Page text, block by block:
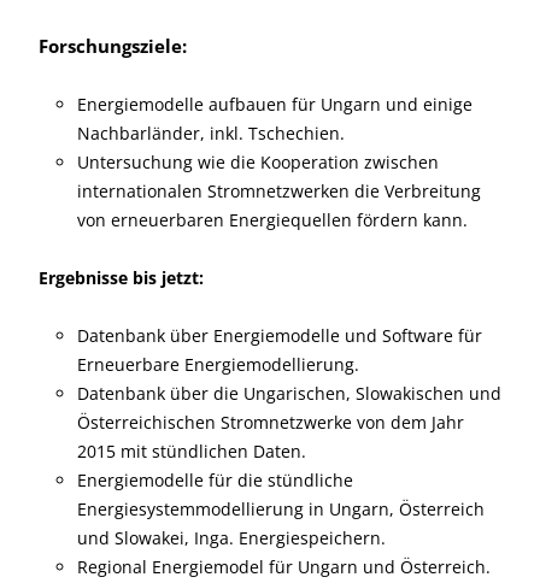
Forschungsziele:
Energiemodelle aufbauen für Ungarn und einige
Nachbarländer, inkl. Tschechien.
Untersuchung wie die Kooperation zwischen
internationalen Stromnetzwerken die Verbreitung
von erneuerbaren Energiequellen fördern kann.
Ergebnisse bis jetzt:
Datenbank über Energiemodelle und Software für
Erneuerbare Energiemodellierung.
Datenbank über die Ungarischen, Slowakischen und
Österreichischen Stromnetzwerke von dem Jahr
2015 mit stündlichen Daten.
Energiemodelle für die stündliche
Energiesystemmodellierung in Ungarn, Österreich
und Slowakei, Inga. Energiespeichern.
Regional Energiemodel für Ungarn und Österreich.